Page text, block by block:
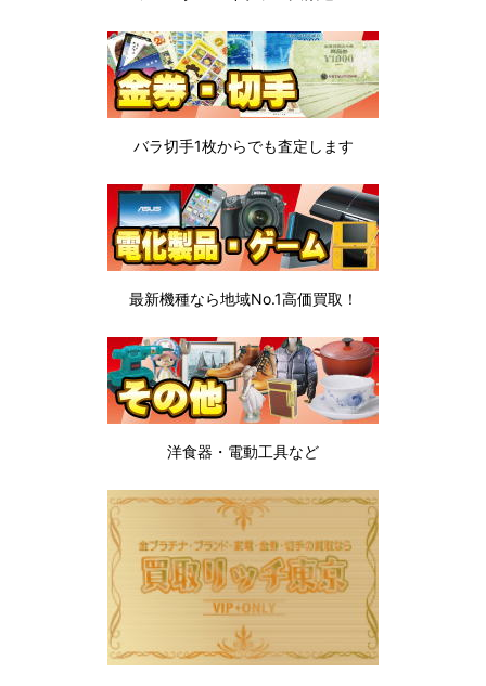
バラ切手1枚からでも査定します
最新機種なら地域No.1高価買取！
洋食器・電動工具など